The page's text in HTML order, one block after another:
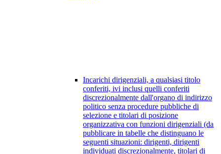
Incarichi dirigenziali, a qualsiasi titolo
conferiti, ivi inclusi quelli conferiti
discrezionalmente dall'organo di indirizzo
politico senza procedure pubbliche di
selezione e titolari di posizione
organizzativa con funzioni dirigenziali (da
pubblicare in tabelle che distinguano le
seguenti situazioni: dirigenti, dirigenti
individuati discrezionalmente, titolari di